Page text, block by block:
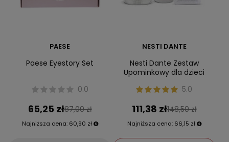
PAESE
Paese Eyestory Set
0.0
65,25 zł87,00 zł
Najniższa cena: 60,90 zł
NESTI DANTE
Nesti Dante Zestaw
Upominkowy dla dzieci
5.0
111,38 zł148,50 zł
Najniższa cena: 66,15 zł